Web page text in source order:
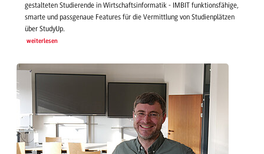
gestalteten Studierende in Wirtschaftsinformatik - IMBIT funktionsfähige,
smarte und passgenaue Features für die Vermittlung von Studienplätzen
über StudyUp.
weiterlesen